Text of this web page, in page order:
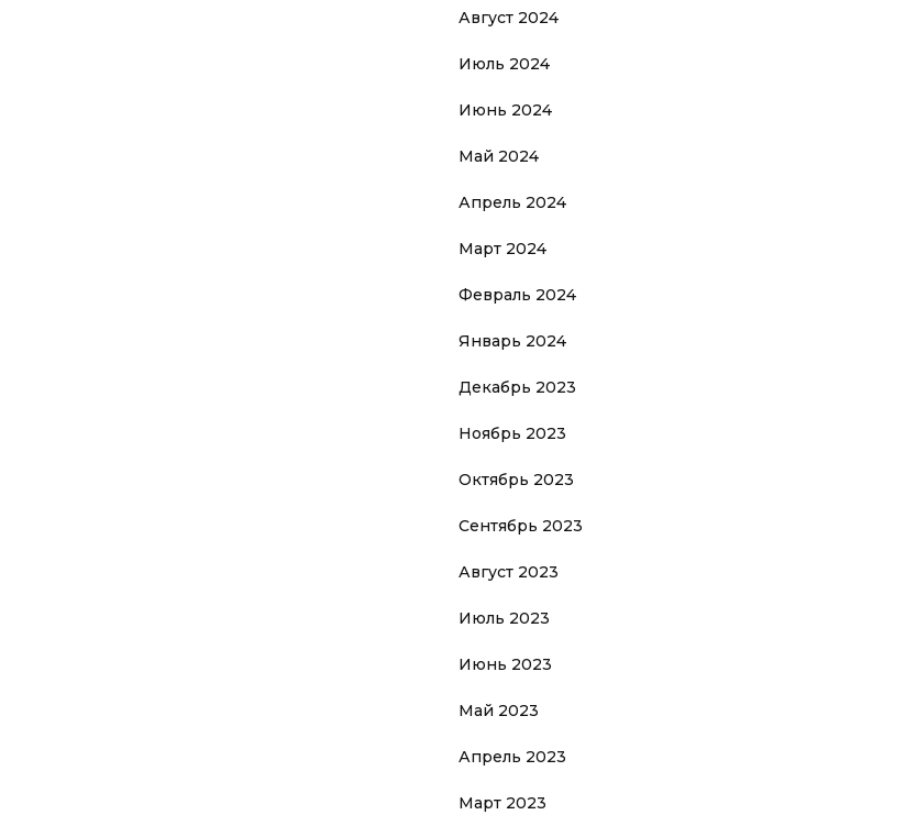
Август 2024
Июль 2024
Июнь 2024
Май 2024
Апрель 2024
Март 2024
Февраль 2024
Январь 2024
Декабрь 2023
Ноябрь 2023
Октябрь 2023
Сентябрь 2023
Август 2023
Июль 2023
Июнь 2023
Май 2023
Апрель 2023
Март 2023